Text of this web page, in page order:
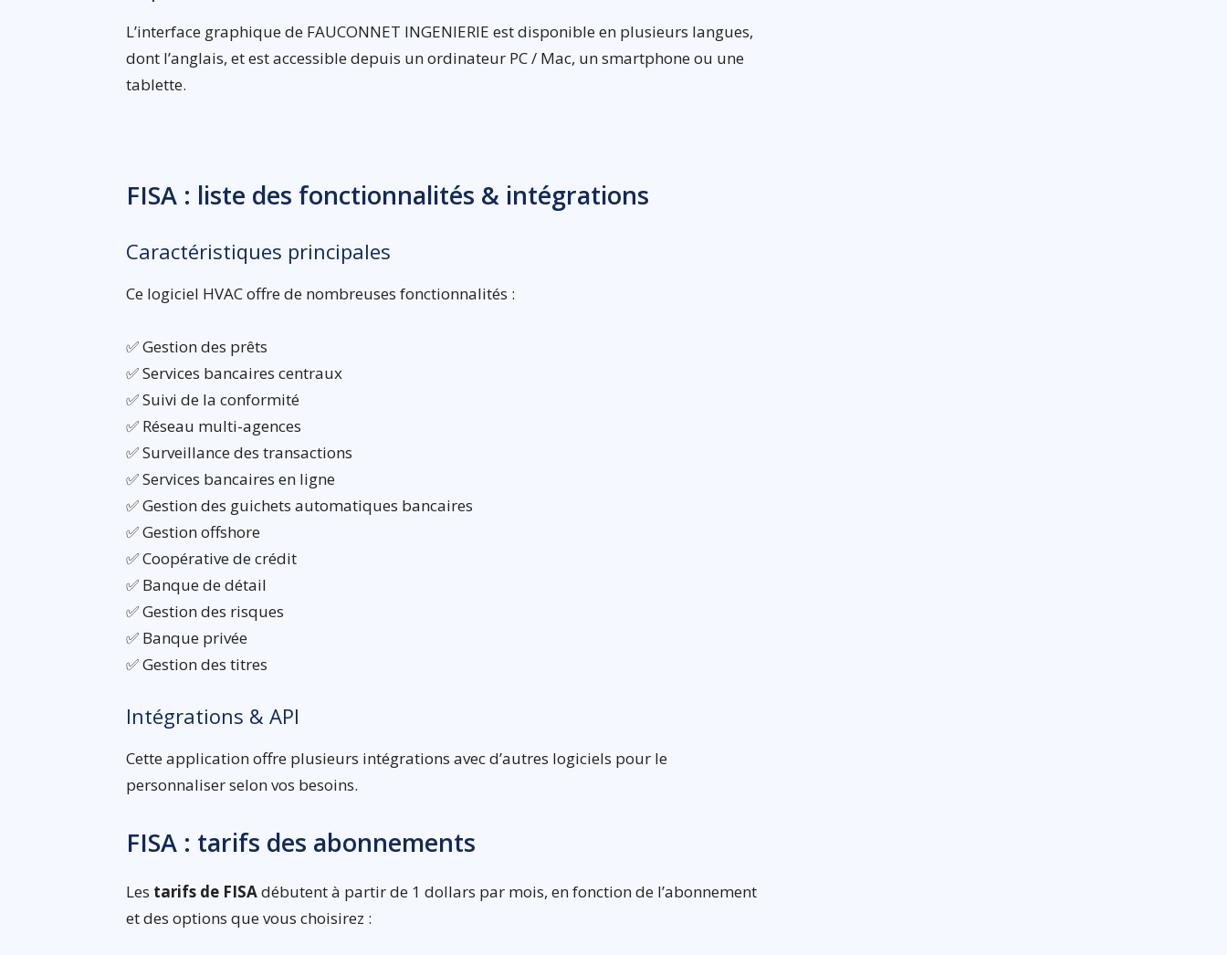
L’interface graphique de FAUCONNET INGENIERIE est disponible en plusieurs langues,
dont l’anglais, et est accessible depuis un ordinateur PC / Mac, un smartphone ou une
tablette.
FISA : liste des fonctionnalités & intégrations
Caractéristiques principales
Ce logiciel HVAC offre de nombreuses fonctionnalités :
✅ Gestion des prêts
✅ Services bancaires centraux
✅ Suivi de la conformité
✅ Réseau multi-agences
✅ Surveillance des transactions
✅ Services bancaires en ligne
✅ Gestion des guichets automatiques bancaires
✅ Gestion offshore
✅ Coopérative de crédit
✅ Banque de détail
✅ Gestion des risques
✅ Banque privée
✅ Gestion des titres
Intégrations & API
Cette application offre plusieurs intégrations avec d’autres logiciels pour le
personnaliser selon vos besoins.
FISA : tarifs des abonnements
Les tarifs de FISAdébutent à partir de 1 dollars par mois, en fonction de l’abonnement
et des options que vous choisirez :